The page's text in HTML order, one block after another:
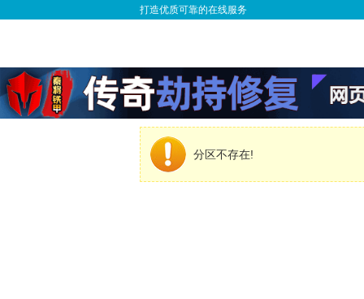
打造优质可靠的在线服务
分区不存在!